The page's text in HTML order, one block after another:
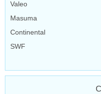
Valeo
Masuma
Continental
SWF